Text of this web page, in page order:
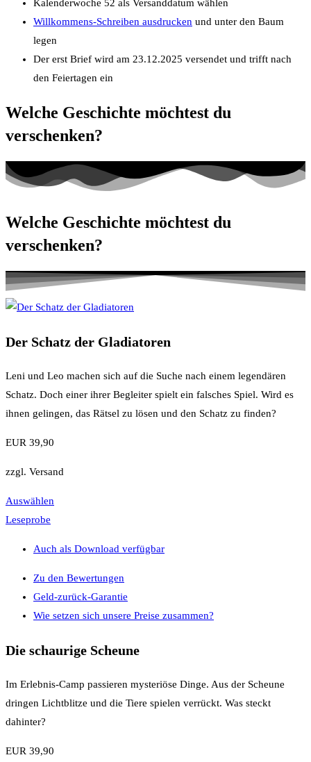
Kalenderwoche 52 als Versanddatum wählen
Willkommens-Schreiben ausdrucken und unter den Baum
legen
Der erst Brief wird am 23.12.2025 versendet und trifft nach
den Feiertagen ein
Welche Geschichte möchtest du
verschenken?
Welche Geschichte möchtest du
verschenken?
Der Schatz der Gladiatoren
Leni und Leo machen sich auf die Suche nach einem legendären
Schatz. Doch einer ihrer Begleiter spielt ein falsches Spiel. Wird es
ihnen gelingen, das Rätsel zu lösen und den Schatz zu finden?
EUR 39,90
zzgl. Versand
Auswählen
Leseprobe
Auch als Download verfügbar
Zu den Bewertungen
Geld-zurück-Garantie
Wie setzen sich unsere Preise zusammen?
Die schaurige Scheune
Im Erlebnis-Camp passieren mysteriöse Dinge. Aus der Scheune
dringen Lichtblitze und die Tiere spielen verrückt. Was steckt
dahinter?
EUR 39,90